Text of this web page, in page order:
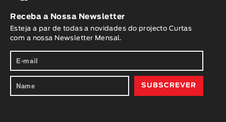
Receba a Nossa Newsletter
Esteja a par de todas a novidades do projecto Curtas
com a nossa Newsletter Mensal.